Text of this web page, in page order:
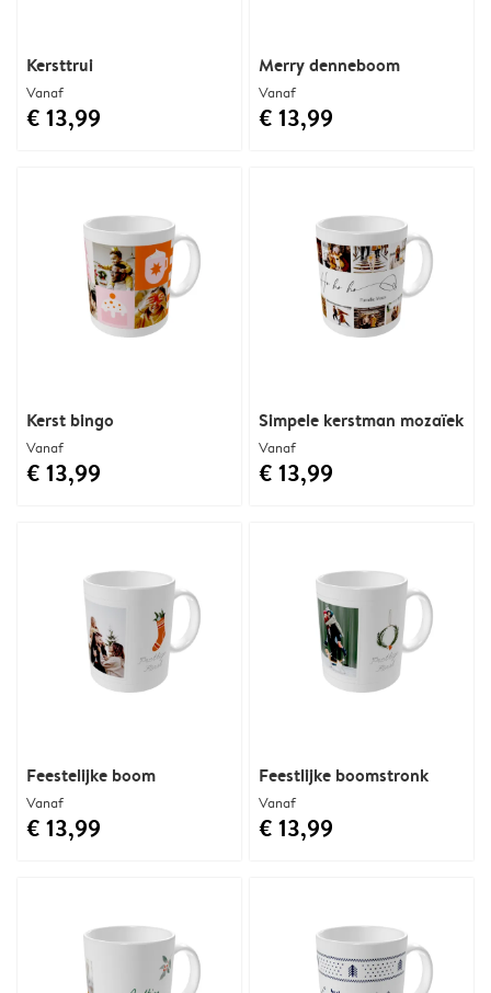
Simpele kerstman mozaïek
Vanaf
€ 13,99
Feestlijke boomstronk
Vanaf
€ 13,99
Feestelijke boom
Vanaf
€ 13,99
Merry denneboom
Vanaf
€ 13,99
Kerst bingo
Vanaf
€ 13,99
Kersttrui
Vanaf
€ 13,99